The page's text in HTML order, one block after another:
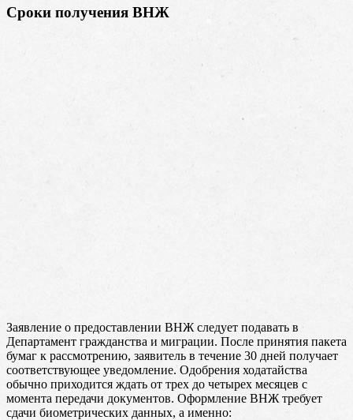
Сроки получения ВНЖ
Заявление о предоставлении ВНЖ следует подавать в
Департамент гражданства и миграции. После принятия пакета
бумаг к рассмотрению, заявитель в течение 30 дней получает
соответствующее уведомление. Одобрения ходатайства
обычно приходится ждать от трех до четырех месяцев с
момента передачи документов. Оформление ВНЖ требует
сдачи биометрических данных, а именно: